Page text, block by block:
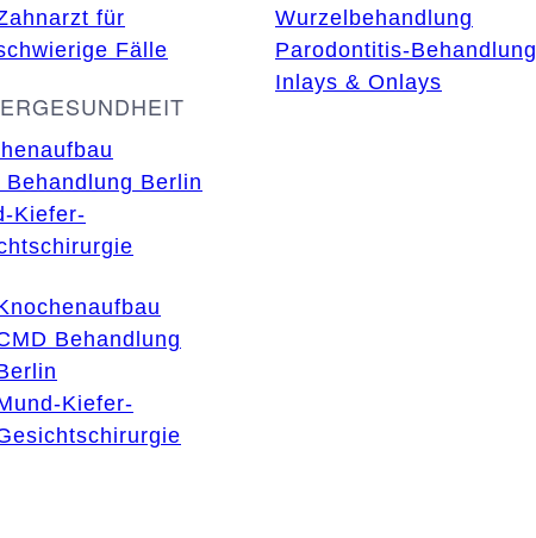
für
Fälle
Behandlung Berlin
Kiefer-
Behandlung
Kiefer-
Wurzelbehandlung
Parodontitis-Behandlung
Inlays & Onlays